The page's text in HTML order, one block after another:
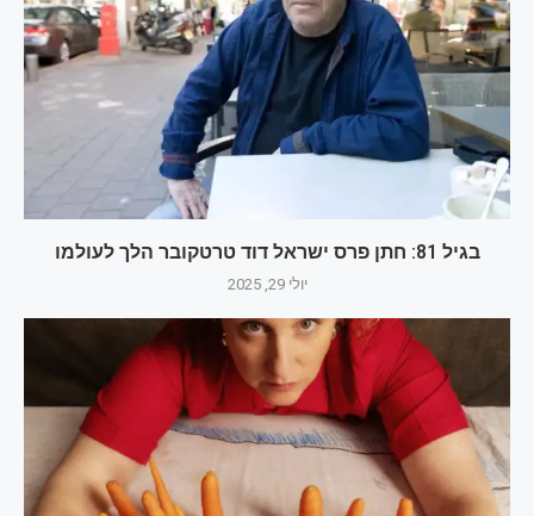
בגיל 81: חתן פרס ישראל דוד טרטקובר הלך לעולמו
יולי 29, 2025